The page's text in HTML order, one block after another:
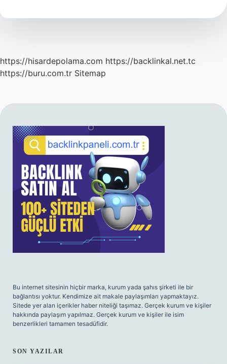
Yemeli
https://hisardepolama.com https://backlinkal.net.tc
https://buru.com.tr Sitemap
SIDEBAR
Bu internet sitesinin hiçbir marka, kurum yada şahıs şirketi ile bir
bağlantısı yoktur. Kendimize ait makale paylaşımları yapmaktayız.
Sitede yer alan içerikler haber niteliği taşımaz. Gerçek kurum ve kişiler
hakkında paylaşım yapılmaz. Gerçek kurum ve kişiler ile isim
benzerlikleri tamamen tesadüfidir.
SON YAZILAR